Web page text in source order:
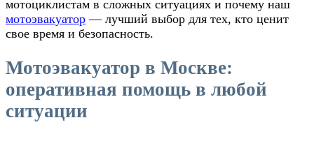
мотоциклистам в сложных ситуациях и почему наш
мотоэвакуатор — лучший выбор для тех, кто ценит
свое время и безопасность.
Мотоэвакуатор в Москве:
оперативная помощь в любой
ситуации